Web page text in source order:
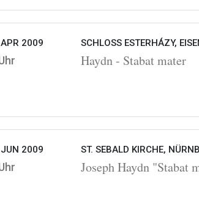
2009 SCHLOSS ESTERHÁZY,
Haydn - Stabat mater
2009 ST. SEBALD KIRCHE,
Joseph Haydn "Stabat